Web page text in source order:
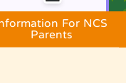
For NCS
Parents